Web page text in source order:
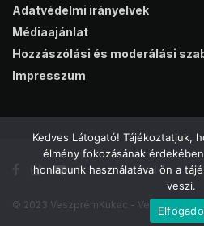
Adatvédelmi irányelvek
Médiaajánlat
Hozzászólási és moderálási
Impresszum
© 2023 VeszprémKukac - Veszprém
Kedves Látogató! Tájékoztatjuk,
élmény fokozásának
honlapunk használatával ön a
veszi.